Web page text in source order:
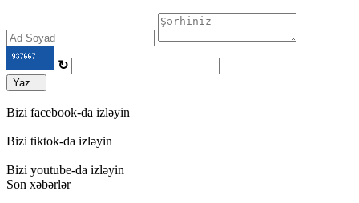
↻
Yaz...
Bizi facebook-da izləyin
Bizi tiktok-da izləyin
Bizi youtube-da izləyin
Son xəbərlər